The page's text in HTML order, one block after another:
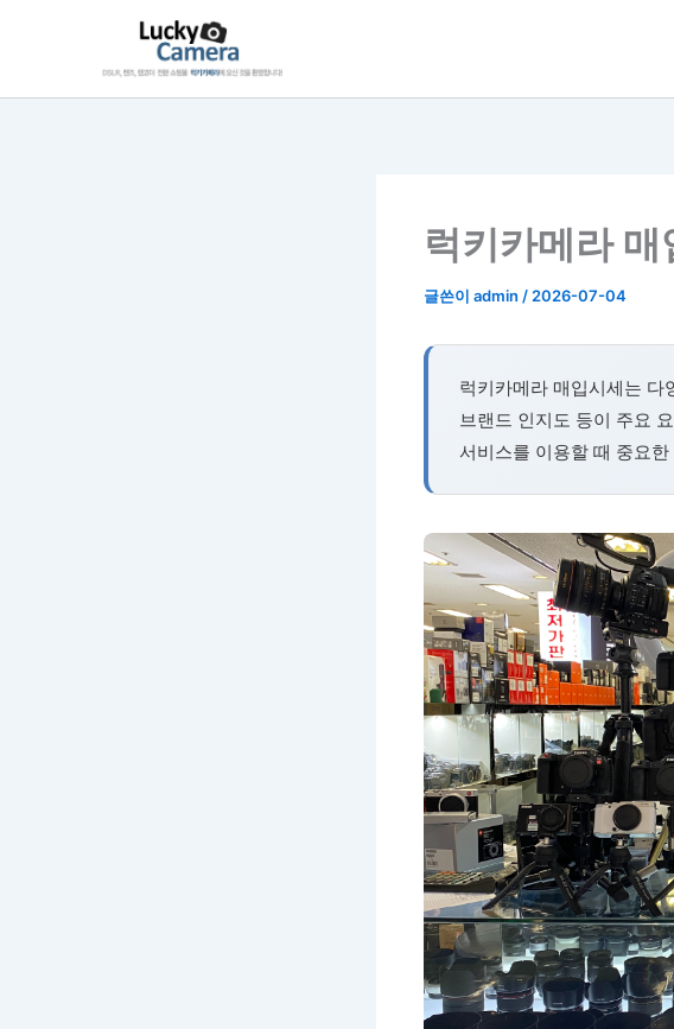
럭키카메라
글쓴이 admin / 2026-07-04
럭키카메라 매입시세는 다
브랜드 인지도 등이 주요
서비스를 이용할 때 중요